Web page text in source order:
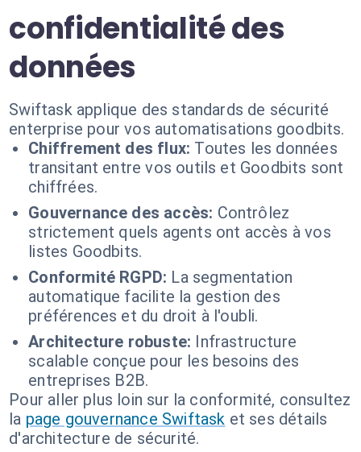
confidentialité des
données
Swiftask applique des standards de sécurité
enterprise pour vos automatisations goodbits.
Chiffrement des flux: Toutes les données
transitant entre vos outils et Goodbits sont
chiffrées.
Gouvernance des accès: Contrôlez
strictement quels agents ont accès à vos
listes Goodbits.
Conformité RGPD: La segmentation
automatique facilite la gestion des
préférences et du droit à l'oubli.
Architecture robuste: Infrastructure
scalable conçue pour les besoins des
entreprises B2B.
Pour aller plus loin sur la conformité, consultez
la page gouvernance Swiftask et ses détails
d'architecture de sécurité.